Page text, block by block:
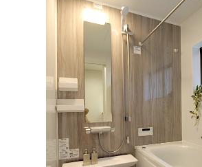
ショールーム・アクセス
スタッフ紹介
運営会社情報
来店予約